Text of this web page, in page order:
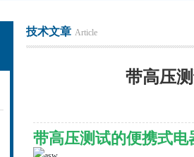
技术文章 Article
带高压
带高压测试的便携式电